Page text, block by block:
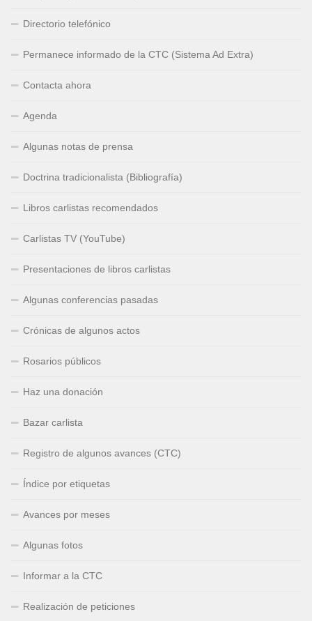
Directorio telefónico
Permanece informado de la CTC (Sistema Ad Extra)
Contacta ahora
Agenda
Algunas notas de prensa
Doctrina tradicionalista (Bibliografía)
Libros carlistas recomendados
Carlistas TV (YouTube)
Presentaciones de libros carlistas
Algunas conferencias pasadas
Crónicas de algunos actos
Rosarios públicos
Haz una donación
Bazar carlista
Registro de algunos avances (CTC)
Índice por etiquetas
Avances por meses
Algunas fotos
Informar a la CTC
Realización de peticiones